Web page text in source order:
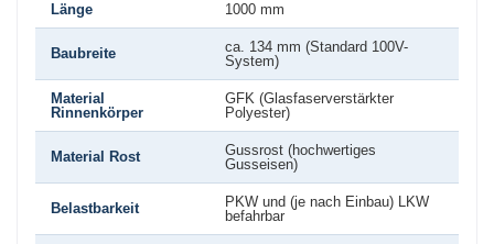
Länge 1000 mm
Baubreite
ca. 134 mm (Standard 100V-
System)
Material
Rinnenkörper
GFK (Glasfaserverstärkter
Polyester)
Material Rost
Gussrost (hochwertiges
Gusseisen)
Belastbarkeit
PKW und (je nach Einbau) LKW
befahrbar